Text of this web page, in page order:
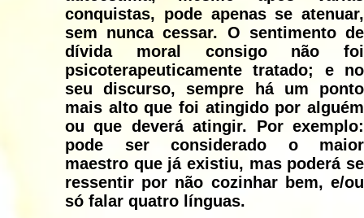
conquistas, pode apenas se atenuar,
sem nunca cessar. O sentimento de
dívida moral consigo não foi
psicoterapeuticamente tratado; e no
seu discurso, sempre há um ponto
mais alto que foi atingido por alguém
ou que deverá atingir. Por exemplo:
pode ser considerado o maior
maestro que já existiu, mas poderá se
ressentir por não cozinhar bem, e/ou
só falar quatro línguas.